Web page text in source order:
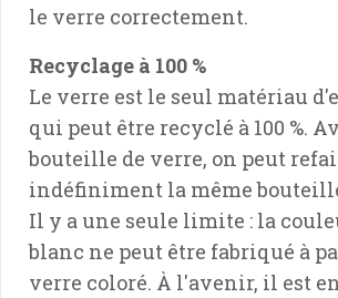
le verre correctement.
Recyclage à 100 %
Le verre est le seul matériau
qui peut être recyclé à 100 %.
bouteille de verre, on peut
indéfiniment la même
Il y a une seule limite : la
blanc ne peut être fabriqué à
verre coloré. À l'avenir, il est